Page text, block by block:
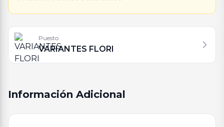
Puesto
VARIANTES FLORI
Información Adicional